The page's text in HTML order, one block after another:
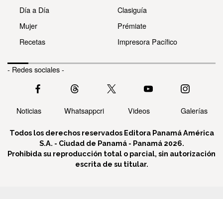
Día a Día
Mujer
Recetas
Clasiguía
Prémiate
Impresora Pacífico
- Redes sociales -
Noticias Whatsappcri Videos Galerías
Todos los derechos reservados Editora Panamá América
S.A. - Ciudad de Panamá - Panamá 2026.
Prohibida su reproducción total o parcial, sin autorización
escrita de su titular.